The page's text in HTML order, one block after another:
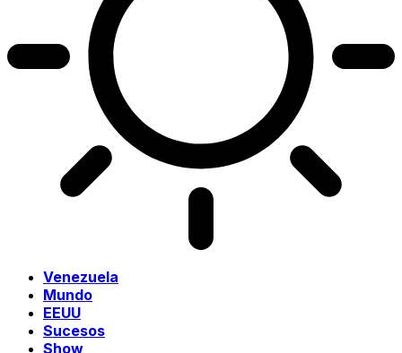
Venezuela
Mundo
EEUU
Sucesos
Show